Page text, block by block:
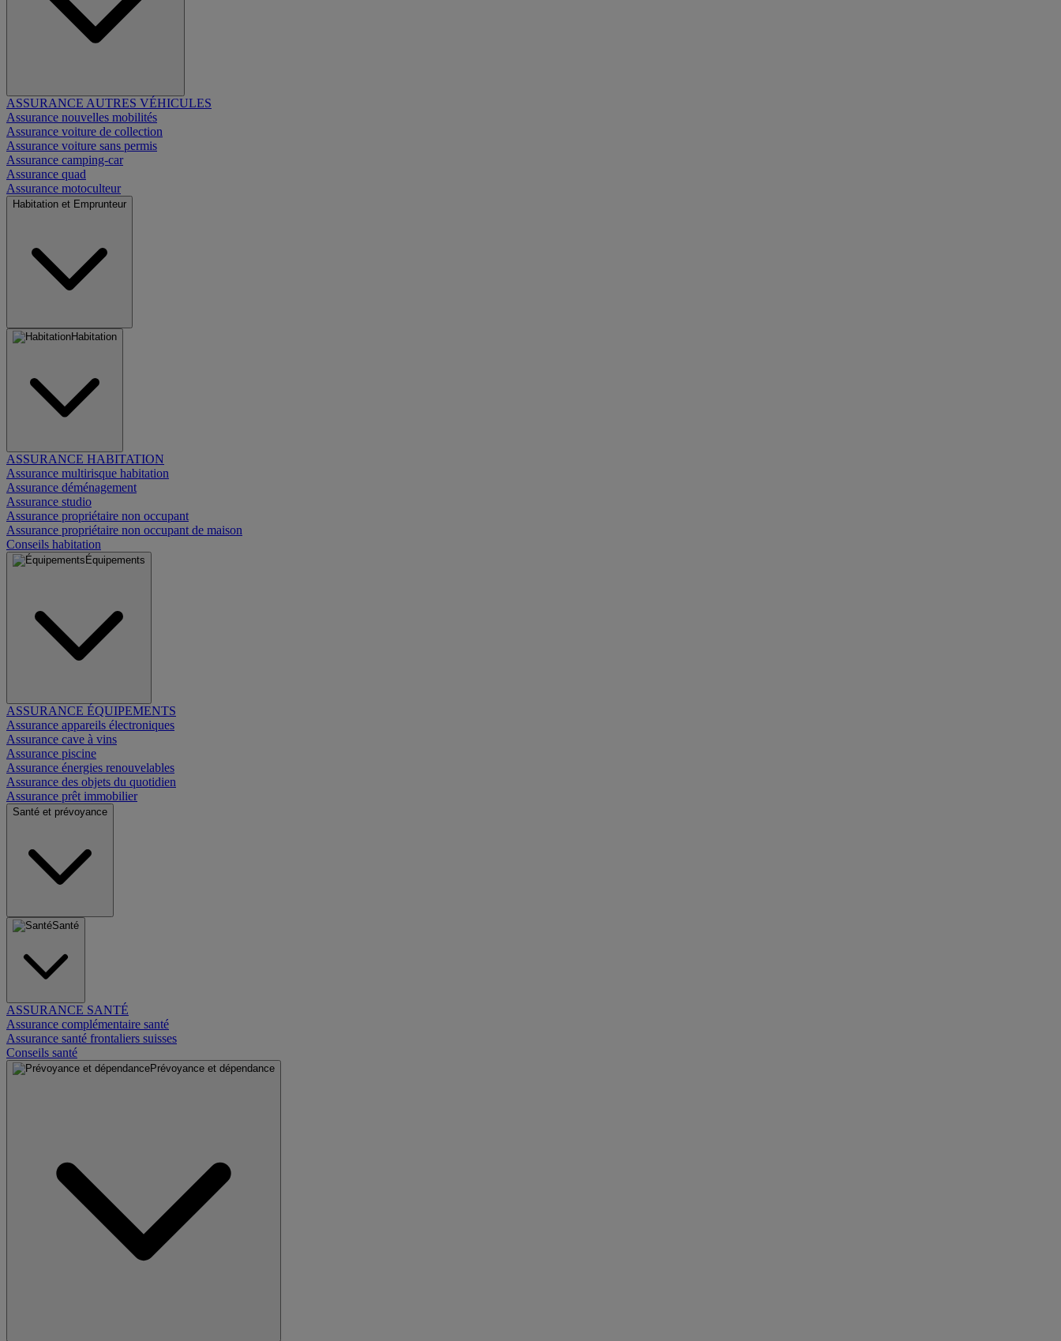
ASSURANCE AUTRES VÉHICULES
Assurance nouvelles mobilités
Assurance voiture de collection
Assurance voiture sans permis
Assurance camping-car
Assurance quad
Assurance motoculteur
Habitation et Emprunteur
Habitation
ASSURANCE HABITATION
Assurance multirisque habitation
Assurance déménagement
Assurance studio
Assurance propriétaire non occupant
Assurance propriétaire non occupant de maison
Conseils habitation
Équipements
ASSURANCE ÉQUIPEMENTS
Assurance appareils électroniques
Assurance cave à vins
Assurance piscine
Assurance énergies renouvelables
Assurance des objets du quotidien
Assurance prêt immobilier
Santé et prévoyance
Santé
ASSURANCE SANTÉ
Assurance complémentaire santé
Assurance santé frontaliers suisses
Conseils santé
Prévoyance et dépendance